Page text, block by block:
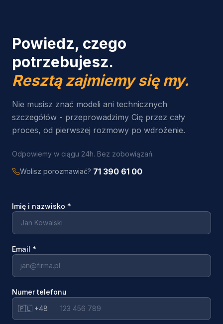
Powiedz, czego
potrzebujesz.
Resztą zajmiemy się my.
Nie musisz znać modeli ani technicznych
szczegółów - przeprowadzimy Cię przez cały
proces, od pierwszej rozmowy po wdrożenie.
Odpowiemy w ciągu 24h. Bez zobowiązań.
Wolisz porozmawiać? 71 390 61 00
Imię i nazwisko *
Email *
Numer telefonu
🇵🇱 +48